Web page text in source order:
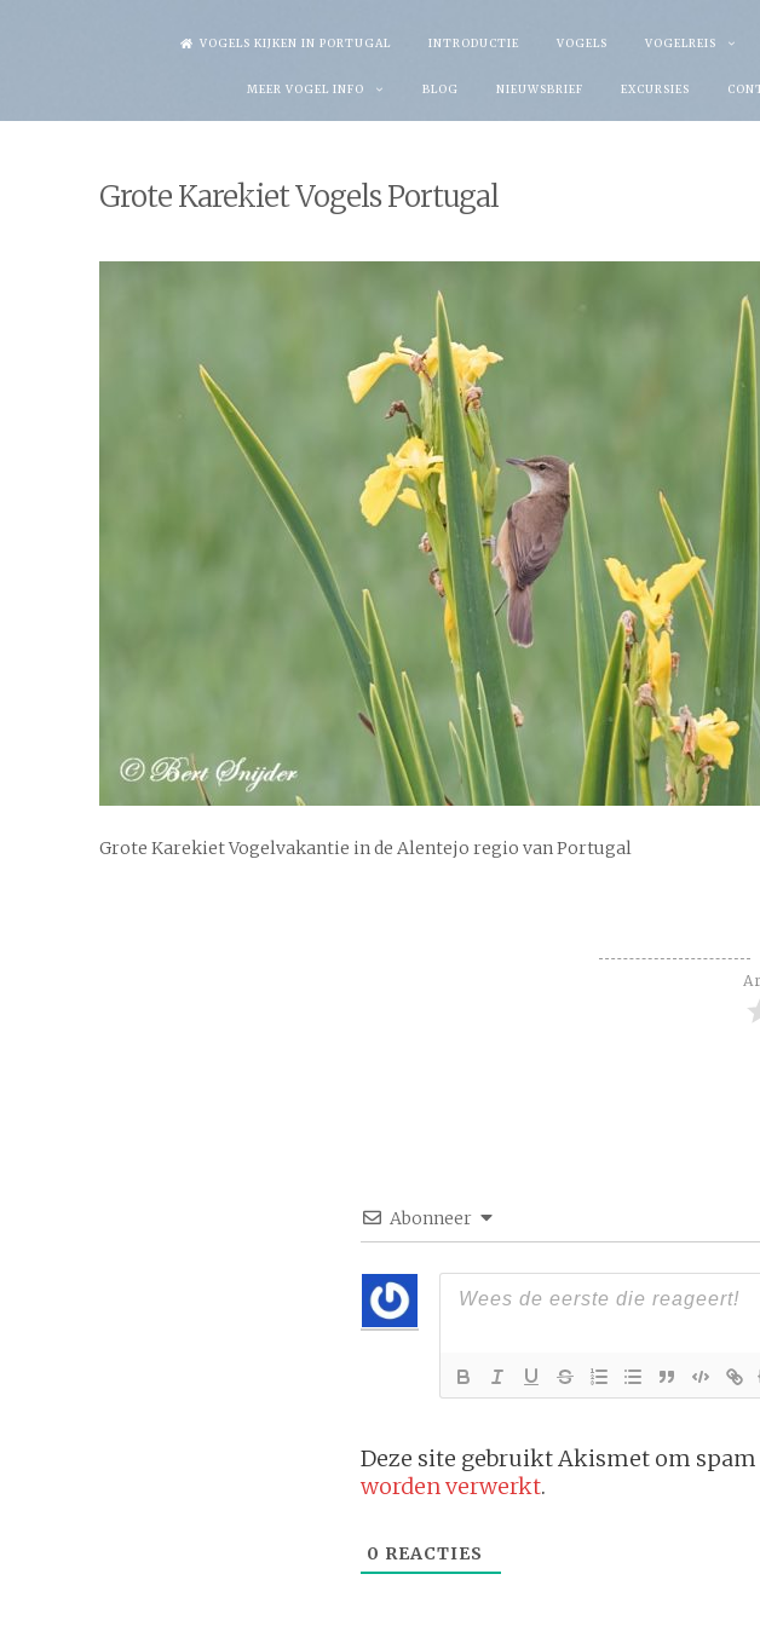
VOGELS KIJKEN IN PORTUGAL INTRODUCTIE VOGELS VOGELREIS
MEER VOGEL INFO BLOG NIEUWSBRIEF EXCURSIES
Grote Karekiet Vogels Portugal
Grote Karekiet Vogelvakantie in de Alentejo regio van Portugal
Abonneer
Deze site gebruikt Akismet om
worden verwerkt.
0 REACTIES